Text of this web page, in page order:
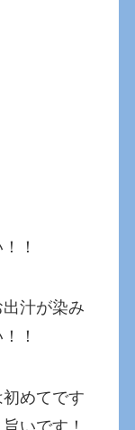
！
汁が染み
！
めてです